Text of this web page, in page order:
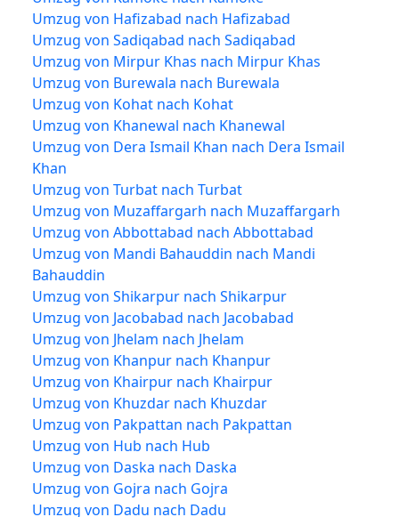
Umzug von Hafizabad nach Hafizabad
Umzug von Sadiqabad nach Sadiqabad
Umzug von Mirpur Khas nach Mirpur Khas
Umzug von Burewala nach Burewala
Umzug von Kohat nach Kohat
Umzug von Khanewal nach Khanewal
Umzug von Dera Ismail Khan nach Dera Ismail
Khan
Umzug von Turbat nach Turbat
Umzug von Muzaffargarh nach Muzaffargarh
Umzug von Abbottabad nach Abbottabad
Umzug von Mandi Bahauddin nach Mandi
Bahauddin
Umzug von Shikarpur nach Shikarpur
Umzug von Jacobabad nach Jacobabad
Umzug von Jhelam nach Jhelam
Umzug von Khanpur nach Khanpur
Umzug von Khairpur nach Khairpur
Umzug von Khuzdar nach Khuzdar
Umzug von Pakpattan nach Pakpattan
Umzug von Hub nach Hub
Umzug von Daska nach Daska
Umzug von Gojra nach Gojra
Umzug von Dadu nach Dadu